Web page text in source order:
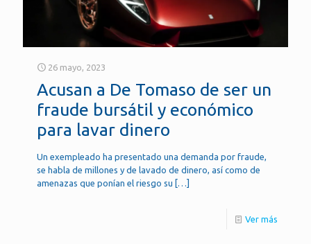
26 mayo, 2023
Acusan a De Tomaso de ser un
fraude bursátil y económico
para lavar dinero
Un exempleado ha presentado una demanda por fraude,
se habla de millones y de lavado de dinero, así como de
amenazas que ponían el riesgo su […]
Ver más